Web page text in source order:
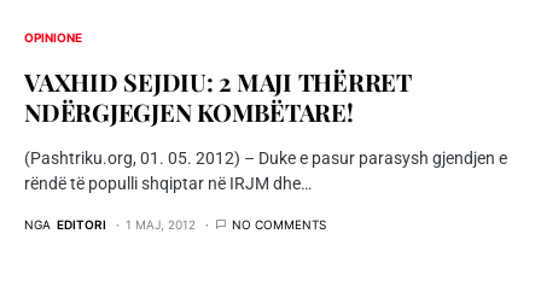
OPINIONE
VAXHID SEJDIU: 2 MAJI THËRRET
NDËRGJEGJEN KOMBËTARE!
(Pashtriku.org, 01. 05. 2012) – Duke e pasur parasysh gjendjen e
rëndë të populli shqiptar në IRJM dhe…
NGA EDITORI 1 MAJ, 2012 NO COMMENTS